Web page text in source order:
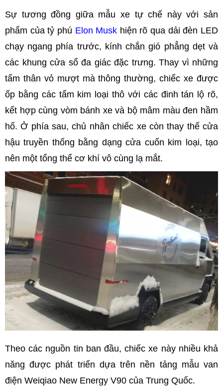
Sự tương đồng giữa mẫu xe tự chế này với sản
phẩm của tỷ phú Elon Musk hiện rõ qua dải đèn LED
chạy ngang phía trước, kính chắn gió phẳng dẹt và
các khung cửa sổ đa giác đặc trưng. Thay vì những
tấm thân vỏ mượt mà thông thường, chiếc xe được
ốp bằng các tấm kim loại thô với các đinh tán lộ rõ,
kết hợp cùng vòm bánh xe và bộ mâm màu đen hầm
hố. Ở phía sau, chủ nhân chiếc xe còn thay thế cửa
hậu truyền thống bằng dạng cửa cuốn kim loại, tạo
nên một tổng thể cơ khí vô cùng lạ mắt.
Theo các nguồn tin ban đầu, chiếc xe này nhiều khả
năng được phát triển dựa trên nền tảng mẫu van
điện Weiqiao New Energy V90 của Trung Quốc.